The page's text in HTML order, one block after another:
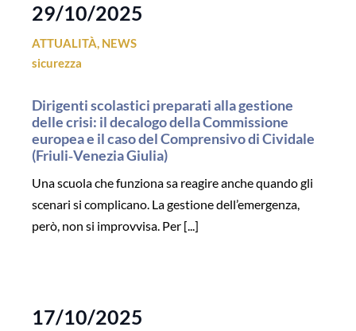
29/10/2025
ATTUALITÀ, NEWS
sicurezza
Dirigenti scolastici preparati alla gestione
delle crisi: il decalogo della Commissione
europea e il caso del Comprensivo di Cividale
(Friuli‑Venezia Giulia)
Una scuola che funziona sa reagire anche quando gli
scenari si complicano. La gestione dell’emergenza,
però, non si improvvisa. Per [...]
17/10/2025